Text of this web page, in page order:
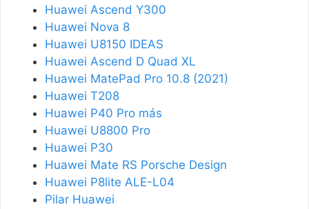
Huawei Ascend Y300
Huawei Nova 8
Huawei U8150 IDEAS
Huawei Ascend D Quad XL
Huawei MatePad Pro 10.8 (2021)
Huawei T208
Huawei P40 Pro más
Huawei U8800 Pro
Huawei P30
Huawei Mate RS Porsche Design
Huawei P8lite ALE-L04
Pilar Huawei